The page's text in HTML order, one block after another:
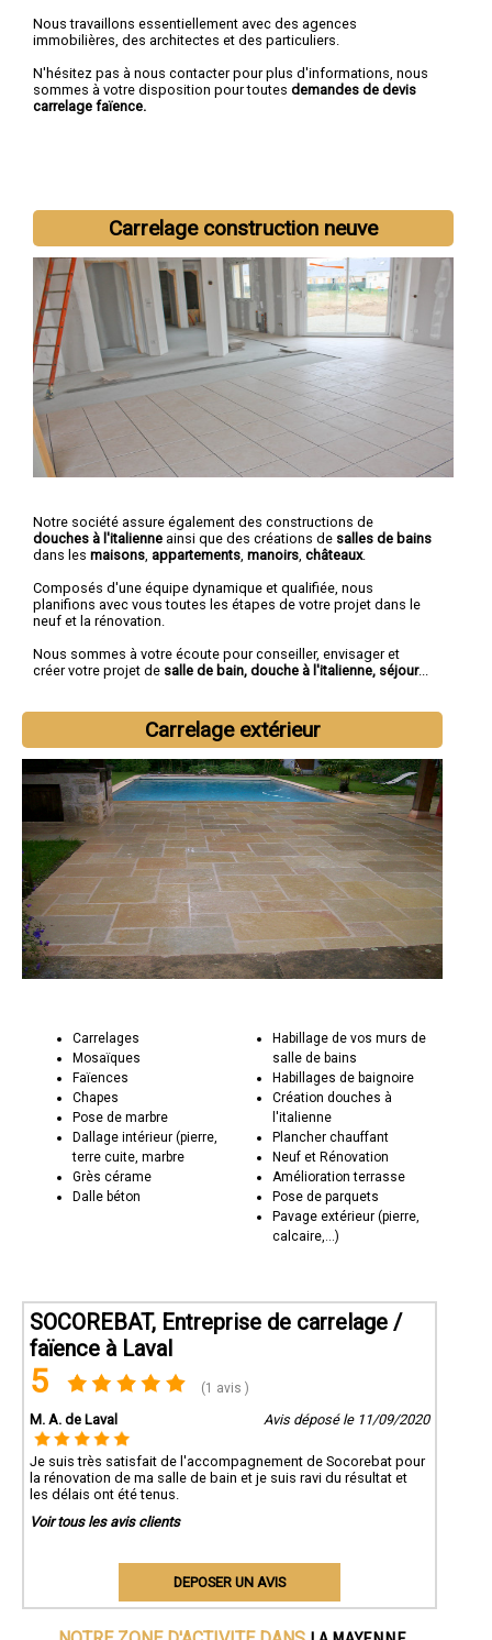
Nous travaillons essentiellement avec des agences
immobilières, des architectes et des particuliers.
N'hésitez pas à nous contacter pour plus d'informations, nous
sommes à votre disposition pour toutes demandes de devis
carrelage faïence.
Nous intervenons aussi dans les villes suivantes :Laval
Mayenne,Château-Gontier,Évron,Saint-Berthevin,Ernée,
Bonchamp-lès-Laval,Changé,Craon,L'Huisserie
Carrelage construction neuve
Notre société assure également des constructions de
douches à l'italienne ainsi que des créations de salles de bains
dans les maisons appartements manoirs châteaux.
Composés d'une équipe dynamique et qualifiée, nous
planifions avec vous toutes les étapes de votre projet dans le
neuf et la rénovation.
Nous sommes à votre écoute pour conseiller, envisager et
créer votre projet de salle de bain, douche à l'italienne, séjour...
Carrelage extérieur
Carrelages
Mosaïques
Faïences
Chapes
Pose de marbre
Dallage intérieur (pierre,
terre cuite, marbre
Grès cérame
Dalle béton
Habillage de vos murs de
salle de bains
Habillages de baignoire
Création douches à
l'italienne
Plancher chauffant
Neuf et Rénovation
Amélioration terrasse
Pose de parquets
Pavage extérieur (pierre,
calcaire,...)
SOCOREBAT, Entreprise de carrelage /
faïence à Laval
5 (1 avis )
M. A. de Laval Avis déposé le 11/09/2020
Je suis très satisfait de l'accompagnement de Socorebat pour
la rénovation de ma salle de bain et je suis ravi du résultat et
les délais ont été tenus.
Voir tous les avis clients
DEPOSER UN AVIS